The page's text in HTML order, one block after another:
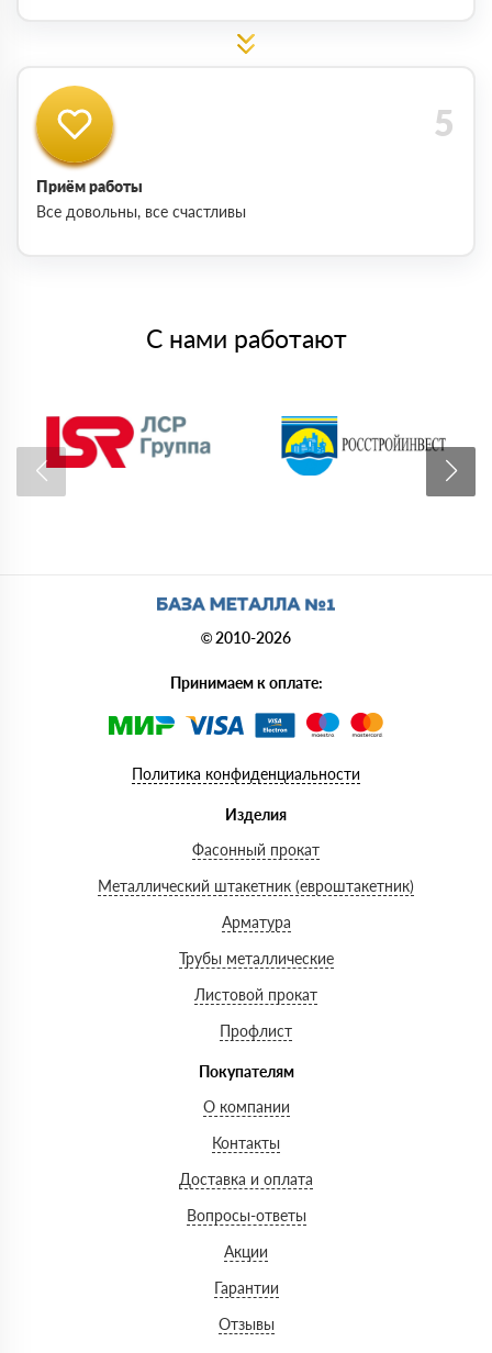
Приём работы
Все довольны, все счастливы
С нами работают
© 2010-2026
Принимаем к оплате:
Политика конфиденциальности
Изделия
Фасонный прокат
Металлический штакетник (евроштакетник)
Арматура
Трубы металлические
Листовой прокат
Профлист
Покупателям
О компании
Контакты
Доставка и оплата
Вопросы-ответы
Акции
Гарантии
Отзывы